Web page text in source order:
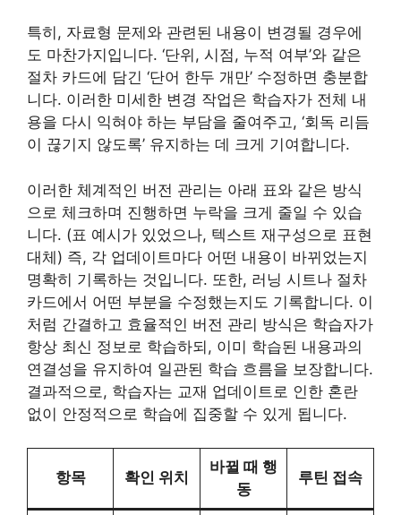
특히, 자료형 문제와 관련된 내용이 변경될 경우에
도 마찬가지입니다. ‘단위, 시점, 누적 여부’와 같은
절차 카드에 담긴 ‘단어 한두 개만’ 수정하면 충분합
니다. 이러한 미세한 변경 작업은 학습자가 전체 내
용을 다시 익혀야 하는 부담을 줄여주고, ‘회독 리듬
이 끊기지 않도록’ 유지하는 데 크게 기여합니다.
이러한 체계적인 버전 관리는 아래 표와 같은 방식
으로 체크하며 진행하면 누락을 크게 줄일 수 있습
니다. (표 예시가 있었으나, 텍스트 재구성으로 표현
대체) 즉, 각 업데이트마다 어떤 내용이 바뀌었는지
명확히 기록하는 것입니다. 또한, 러닝 시트나 절차
카드에서 어떤 부분을 수정했는지도 기록합니다. 이
처럼 간결하고 효율적인 버전 관리 방식은 학습자가
항상 최신 정보로 학습하되, 이미 학습된 내용과의
연결성을 유지하여 일관된 학습 흐름을 보장합니다.
결과적으로, 학습자는 교재 업데이트로 인한 혼란
없이 안정적으로 학습에 집중할 수 있게 됩니다.
항목 확인 위치
바뀔 때 행
동
루틴 접속